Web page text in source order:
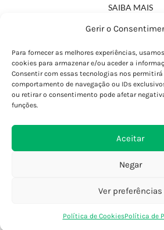
Gerir o
Para fornecer as melhores experiências,
cookies para armazenar e/ou aceder a
Consentir com essas tecnologias nos permitirá
comportamento de navegação ou IDs
ou retirar o consentimento pode afetar
funções.
Aceitar
Negar
Ver preferências
Política de CookiesPolítica de
SAIBA MAIS
Política de Privacidade
Termos e Condições
Perguntas
Custos de Envio
Encomendas
Devoluções e Trocas